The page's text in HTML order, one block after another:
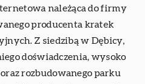
należąca do firmy
producenta kratek
Z siedzibą w Dębicy,
doświadczenia, wysoko
rozbudowanego parku